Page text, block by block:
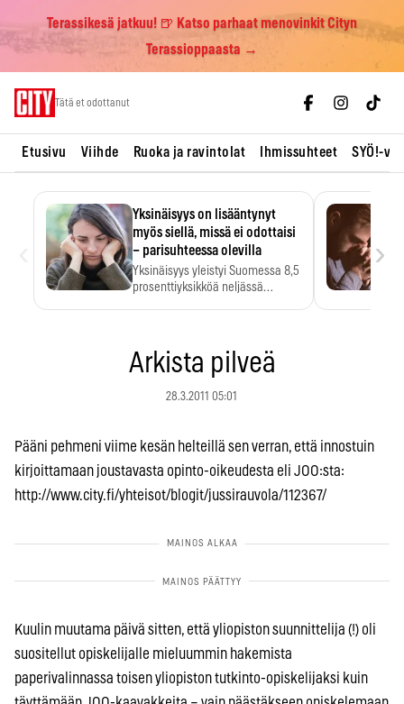
Terassikesä jatkuu! 🍺 Katso parhaat menovinkit Cityn
Terassioppaasta →
Tätä et odottanut
Etusivu Viihde Ruoka ja ravintolat Ihmissuhteet SYÖ!-
Yksinäisyys on lisääntynyt
myös siellä, missä ei odottaisi
– parisuhteessa olevilla
Yksinäisyys yleistyi Suomessa 8,5
prosenttiyksikköä neljässä
›
Arkista pilveä
28.3.2011 05:01
Pääni pehmeni viime kesän helteillä sen verran, että innostuin
kirjoittamaan joustavasta opinto-oikeudesta eli JOO:sta:
http://www.city.fi/yhteisot/blogit/jussirauvola/112367/
Kuulin muutama päivä sitten, että yliopiston suunnittelija (!) oli
suositellut opiskelijalle mieluummin hakemista
paperivalinnassa toisen yliopiston tutkinto-opiskelijaksi kuin